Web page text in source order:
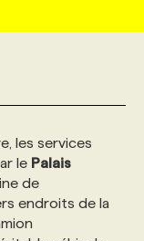
les services
le Palais
de
endroits de la